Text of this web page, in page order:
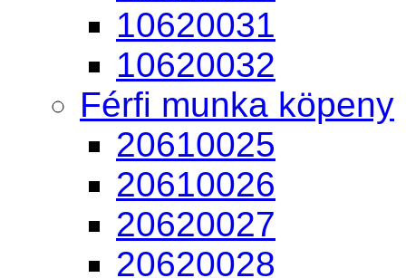
10620031
10620032
Férfi munka köpeny
20610025
20610026
20620027
20620028